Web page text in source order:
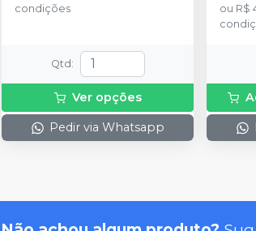
condições
Qtd :
Ver opções
Pedir via Whatsapp
ou R$